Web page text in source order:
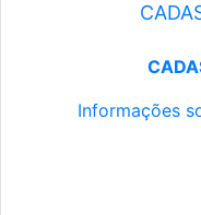
Informações